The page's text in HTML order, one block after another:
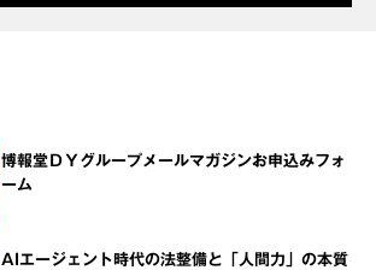
博報堂ＤＹグループメールマガジンお申込みフォ
ーム
AIエージェント時代の法整備と「人間力」の本質